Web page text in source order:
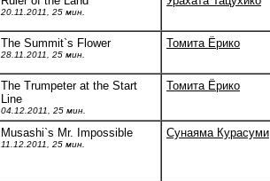
20.11.2011, 25 мин.
The Summit`s Flower
28.11.2011, 25 мин.
Томита Ёрико
The Trumpeter at the Start
Line
04.12.2011, 25 мин.
Томита Ёрико
Musashi`s Mr. Impossible
11.12.2011, 25 мин.
Сунаяма Курасуми